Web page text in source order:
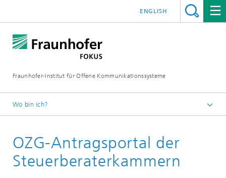
Fraunhofer-Institut für Offene Kommunikationssysteme
ENGLISH
Wo bin ich?
Digital Public Services
Projekte
OZG-Antragsportal der
Steuerberaterkammern